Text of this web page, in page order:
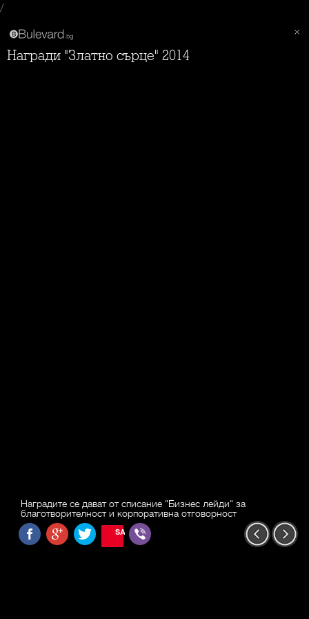
/
Награди "Златно сърце" 2014
Наградите се дават от списание "Бизнес лейди" за
благотворителност и корпоративна отговорност
SAVE